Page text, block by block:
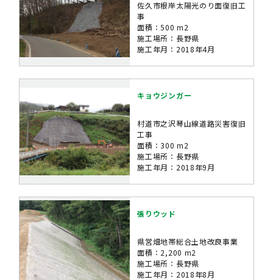
佐久市根岸太陽光のり面復旧工
事
面積：500 m2
施工場所：長野県
施工年月：2018年4月
キョウジンガー
村道市之沢琴山線道路災害復旧
工事
面積：300 m2
施工場所：長野県
施工年月：2018年9月
張りウッド
県営畑地帯総合土地改良事業
面積：2,200 m2
施工場所：長野県
施工年月：2018年8月